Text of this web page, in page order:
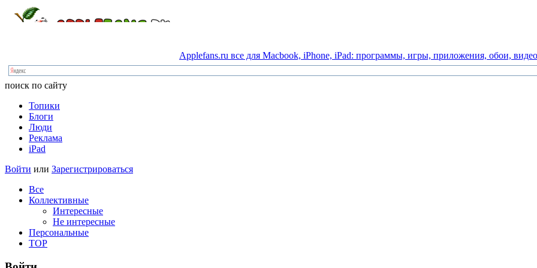
Applefans.ru все для Macbook, iPhone, iPad: программы, игры, приложения, обои, видео
поиск по сайту
Топики
Блоги
Люди
Реклама
iPad
Войти или Зарегистрироваться
Все
Коллективные
Интересные
Не интересные
Персональные
TOP